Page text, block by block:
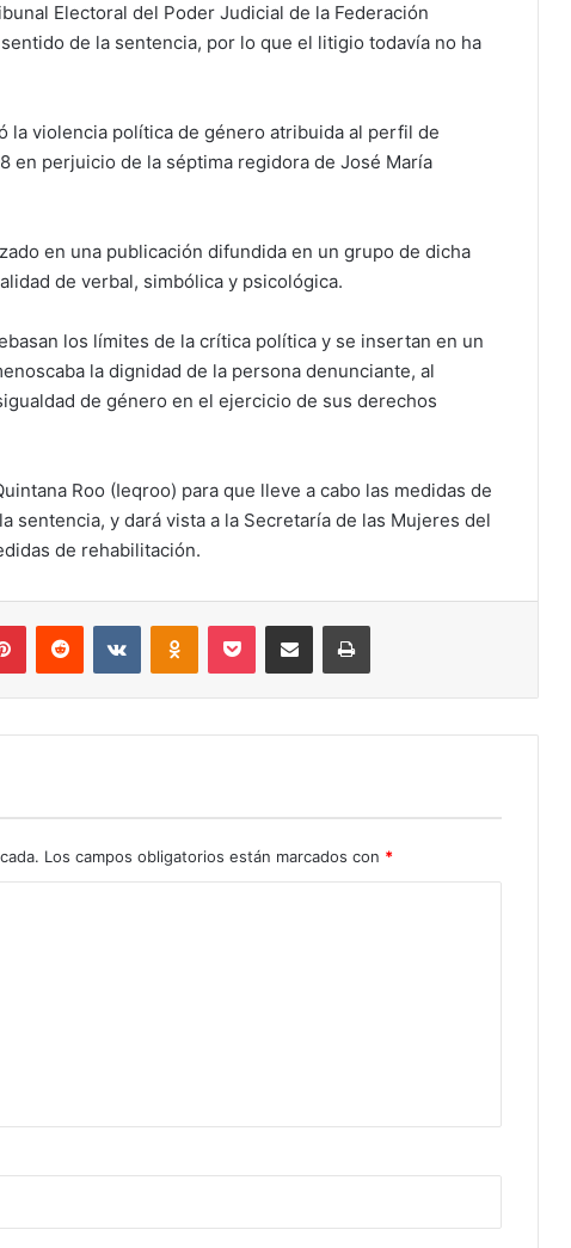
Electoral del Poder Judicial de la Federación
de la sentencia, por lo que el litigio todavía no ha
la violencia política de género atribuida al perfil de
en perjuicio de la séptima regidora de José María
en una publicación difundida en un grupo de dicha
de verbal, simbólica y psicológica.
los límites de la crítica política y se insertan en un
la dignidad de la persona denunciante, al
de género en el ejercicio de sus derechos
Roo (Ieqroo) para que lleve a cabo las medidas de
sentencia, y dará vista a la Secretaría de las Mujeres del
de rehabilitación.
PinterestReddit VKontakteOdnoklassniki
Pocket Compartir por correo electrónicoImprimir
Los campos obligatorios están marcados con *